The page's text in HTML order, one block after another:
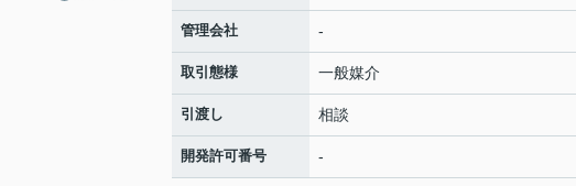
管理会社 -
取引態様 一般媒介
引渡し 相談
開発許可番号 -